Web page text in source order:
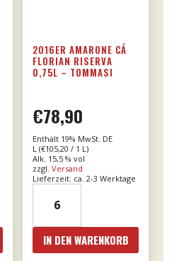
2016ER AMARONE CÁ
FLORIAN RISERVA
0,75L – TOMMASI
€78,90
Enthält 19% MwSt. DE
L (€105,20 / 1 L)
Alk. 15,5 % vol
zzgl.Versand
Lieferzeit: ca. 2-3 Werktage
Amarone
Cá
Florian
IN DEN WARENKORB